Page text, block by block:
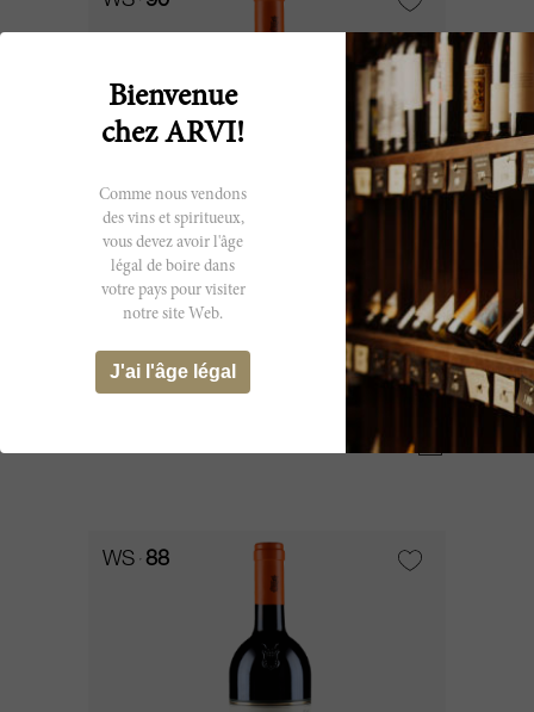
75cl
Solaia 1986
WS 88
Bienvenue
chez ARVI!
Comme nous vendons
des vins et spiritueux,
vous devez avoir l'âge
légal de boire dans
votre pays pour visiter
notre site Web.
J'ai l'âge légal